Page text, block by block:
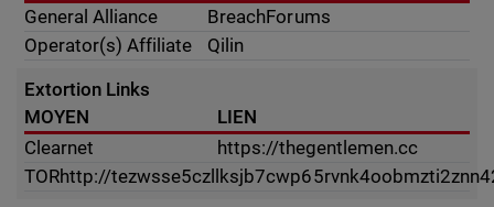
General Alliance
BreachForums
Operator(s) Affiliate
Qilin
Extortion Links
MOYEN
LIEN
Clearnet
https://thegentlemen.cc
TORhttp://